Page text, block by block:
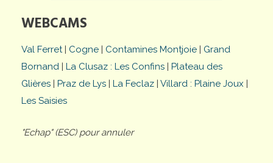
WEBCAMS
Val Ferret| Cogne | Contamines Montjoie | Grand
Bornand | La Clusaz : Les Confins | Plateau des
Glières | Praz de Lys | La Feclaz | Villard : Plaine Joux |
Les Saisies
"Echap" (ESC) pour annuler